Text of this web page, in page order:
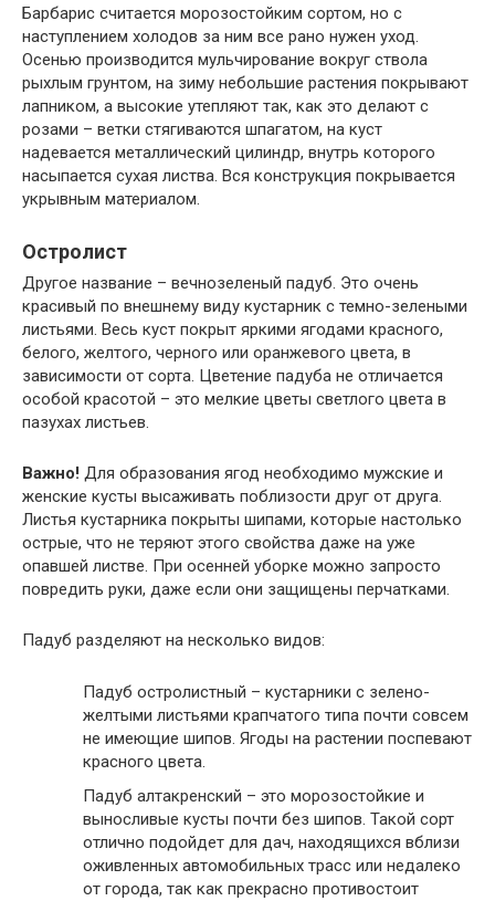
Барбарис считается морозостойким сортом, но с
наступлением холодов за ним все рано нужен уход.
Осенью производится мульчирование вокруг ствола
рыхлым грунтом, на зиму небольшие растения покрывают
лапником, а высокие утепляют так, как это делают с
розами – ветки стягиваются шпагатом, на куст
надевается металлический цилиндр, внутрь которого
насыпается сухая листва. Вся конструкция покрывается
укрывным материалом.
Остролист
Другое название – вечнозеленый падуб. Это очень
красивый по внешнему виду кустарник с темно-зелеными
листьями. Весь куст покрыт яркими ягодами красного,
белого, желтого, черного или оранжевого цвета, в
зависимости от сорта. Цветение падуба не отличается
особой красотой – это мелкие цветы светлого цвета в
пазухах листьев.
Важно! Для образования ягод необходимо мужские и
женские кусты высаживать поблизости друг от друга.
Листья кустарника покрыты шипами, которые настолько
острые, что не теряют этого свойства даже на уже
опавшей листве. При осенней уборке можно запросто
повредить руки, даже если они защищены перчатками.
Падуб разделяют на несколько видов:
Падуб остролистный – кустарники с зелено-
желтыми листьями крапчатого типа почти совсем
не имеющие шипов. Ягоды на растении поспевают
красного цвета.
Падуб алтакренский – это морозостойкие и
выносливые кусты почти без шипов. Такой сорт
отлично подойдет для дач, находящихся вблизи
оживленных автомобильных трасс или недалеко
от города, так как прекрасно противостоит